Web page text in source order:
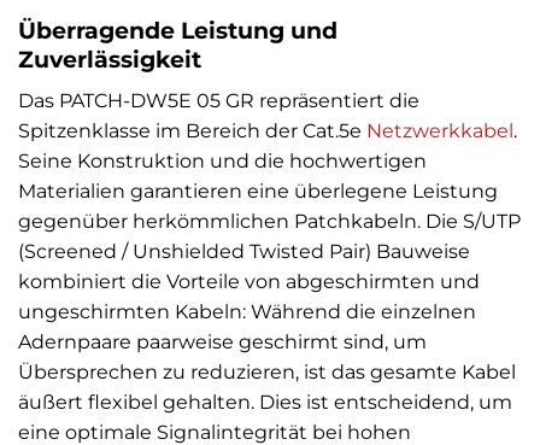
Überragende Leistung und
Zuverlässigkeit
Das PATCH-DW5E 05 GR repräsentiert die
Spitzenklasse im Bereich der Cat.5e Netzwerkkabel.
Seine Konstruktion und die hochwertigen
Materialien garantieren eine überlegene Leistung
gegenüber herkömmlichen Patchkabeln. Die S/UTP
(Screened / Unshielded Twisted Pair) Bauweise
kombiniert die Vorteile von abgeschirmten und
ungeschirmten Kabeln: Während die einzelnen
Adernpaare paarweise geschirmt sind, um
Übersprechen zu reduzieren, ist das gesamte Kabel
äußert flexibel gehalten. Dies ist entscheidend, um
eine optimale Signalintegrität bei hohen